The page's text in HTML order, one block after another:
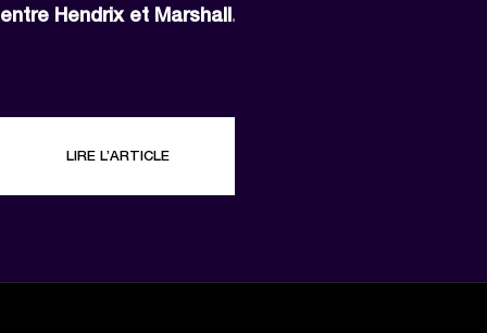
entre Hendrix et Marshall.
LIRE L’ARTICLE